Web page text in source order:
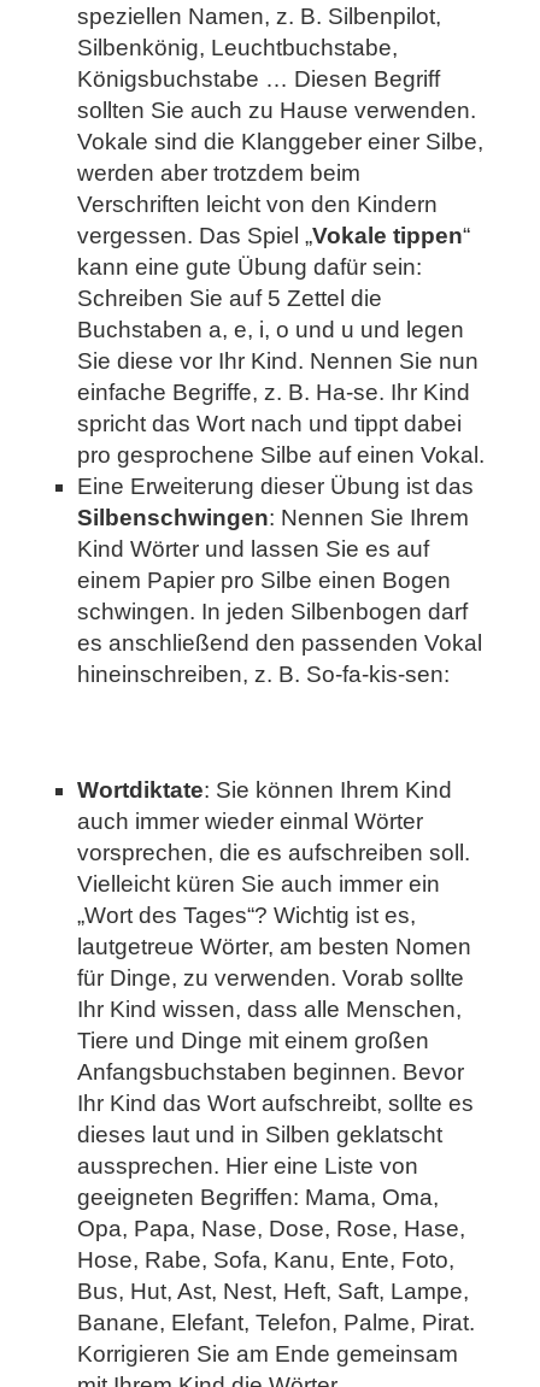
speziellen Namen, z. B. Silbenpilot,
Silbenkönig, Leuchtbuchstabe,
Königsbuchstabe … Diesen Begriff
sollten Sie auch zu Hause verwenden.
Vokale sind die Klanggeber einer Silbe,
werden aber trotzdem beim
Verschriften leicht von den Kindern
vergessen. Das Spiel „Vokale tippen“
kann eine gute Übung dafür sein:
Schreiben Sie auf 5 Zettel die
Buchstaben a, e, i, o und u und legen
Sie diese vor Ihr Kind. Nennen Sie nun
einfache Begriffe, z. B. Ha-se. Ihr Kind
spricht das Wort nach und tippt dabei
pro gesprochene Silbe auf einen Vokal.
Eine Erweiterung dieser Übung ist das
Silbenschwingen: Nennen Sie Ihrem
Kind Wörter und lassen Sie es auf
einem Papier pro Silbe einen Bogen
schwingen. In jeden Silbenbogen darf
es anschließend den passenden Vokal
hineinschreiben, z. B. So-fa-kis-sen:
Wortdiktate: Sie können Ihrem Kind
auch immer wieder einmal Wörter
vorsprechen, die es aufschreiben soll.
Vielleicht küren Sie auch immer ein
„Wort des Tages“? Wichtig ist es,
lautgetreue Wörter, am besten Nomen
für Dinge, zu verwenden. Vorab sollte
Ihr Kind wissen, dass alle Menschen,
Tiere und Dinge mit einem großen
Anfangsbuchstaben beginnen. Bevor
Ihr Kind das Wort aufschreibt, sollte es
dieses laut und in Silben geklatscht
aussprechen. Hier eine Liste von
geeigneten Begriffen: Mama, Oma,
Opa, Papa, Nase, Dose, Rose, Hase,
Hose, Rabe, Sofa, Kanu, Ente, Foto,
Bus, Hut, Ast, Nest, Heft, Saft, Lampe,
Banane, Elefant, Telefon, Palme, Pirat.
Korrigieren Sie am Ende gemeinsam